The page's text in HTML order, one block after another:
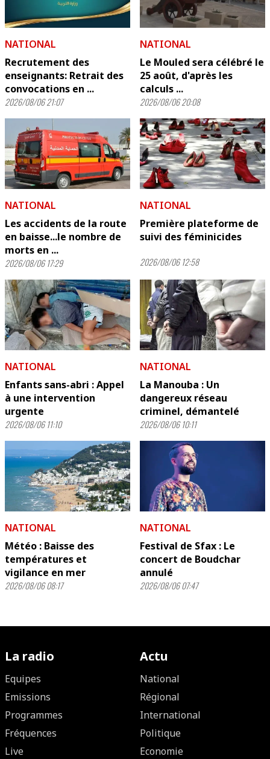
NATIONAL
Recrutement des
enseignants: Retrait des
convocations en ...
2026/08/06 21:07
NATIONAL
Le Mouled sera célébré le
25 août, d'après les
calculs ...
2026/08/06 20:08
NATIONAL
Les accidents de la route
en baisse...le nombre de
morts en ...
2026/08/06 17:29
NATIONAL
Première plateforme de
suivi des féminicides
2026/08/06 12:58
NATIONAL
Enfants sans-abri : Appel
à une intervention
urgente
2026/08/06 11:10
NATIONAL
La Manouba : Un
dangereux réseau
criminel, démantelé
2026/08/06 10:11
NATIONAL
Météo : Baisse des
températures et
vigilance en mer
2026/08/06 08:17
NATIONAL
Festival de Sfax : Le
concert de Boudchar
annulé
2026/08/06 07:47
La radio
Equipes
Emissions
Programmes
Fréquences
Live
Actu
National
Régional
International
Politique
Economie